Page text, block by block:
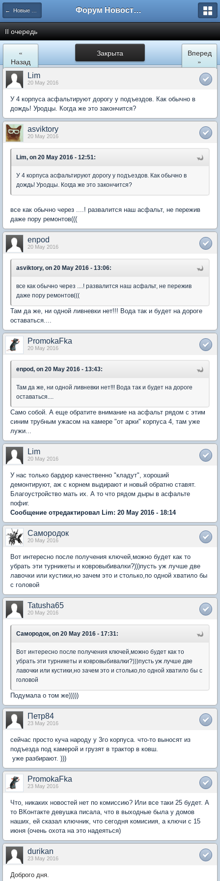
← Новые Водники Форум Новостройки
II очередь
Закрыта
«
Назад
Вперед
»
Lim
20 May 2016
У 4 корпуса асфальтируют дорогу у подъездов. Как обычно в
дождь! Уродцы. Когда же это закончится?
asviktory
20 May 2016
Lim, on 20 May 2016 - 12:51:
У 4 корпуса асфальтируют дорогу у подъездов. Как обычно в
дождь! Уродцы. Когда же это закончится?
все как обычно через ....! развалится наш асфальт, не пережив
даже пору ремонтов(((
enpod
20 May 2016
asviktory, on 20 May 2016 - 13:06:
все как обычно через ....! развалится наш асфальт, не пережив
даже пору ремонтов(((
Там да же, ни одной ливневки нет!!! Вода так и будет на дороге
оставаться....
PromokaFka
20 May 2016
enpod, on 20 May 2016 - 13:43:
Там да же, ни одной ливневки нет!!! Вода так и будет на дороге
оставаться....
Само собой. А еще обратите внимание на асфальт рядом с этим
синим трубным ужасом на камере "от арки" корпуса 4, там уже
лужи...
Lim
20 May 2016
У нас только бардюр качественно "кладут", хороший
демонтируют, аж с корнем выдирают и новый обратно ставят.
Благоустройство мать их. А то что рядом дыры в асфальте
пофиг.
Сообщение отредактировал Lim: 20 May 2016 - 18:14
Самородок
20 May 2016
Вот интересно после получения ключей,можно будет как то
убрать эти турникеты и ковровыбивалки?)))пусть уж лучше две
лавочки или кустики,но зачем это и столько,по одной хватило бы
с головой
Tatusha65
20 May 2016
Самородок, on 20 May 2016 - 17:31:
Вот интересно после получения ключей,можно будет как то
убрать эти турникеты и ковровыбивалки?)))пусть уж лучше две
лавочки или кустики,но зачем это и столько,по одной хватило бы с
головой
Подумала о том же)))))
Петр84
23 May 2016
сейчас просто куча народу у 3го корпуса. что-то выносят из
подъезда под камерой и грузят в трактор в ковш.
уже разбирают. )))
PromokaFka
23 May 2016
Что, никаких новостей нет по комиссию? Или все таки 25 будет. А
то ВКонтакте девушка писала, что в выходные была у домов
наших, ей сказал ключник, что сегодня комисиия, а ключи с 15
июня (очень охота на это надеяться)
durikan
23 May 2016
Доброго дня.